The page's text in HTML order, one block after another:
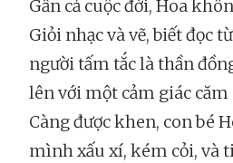
Gần cả cuộc đời, Hoa
Giỏi nhạc và vẽ, biết đọc
người tấm tắc là thần
lên với một cảm giác căm
Càng được khen, con bé
mình xấu xí, kém cỏi, và